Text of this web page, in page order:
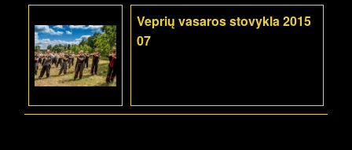
Veprių vasaros stovykla 2015
07